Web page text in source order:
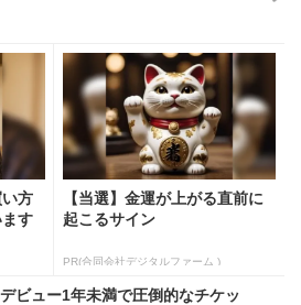
い方
す
【当選】金運が上がる直前に
起こるサイン
PR(合同会社デジタルファーム )
ビュー1年未満で圧倒的なチケッ